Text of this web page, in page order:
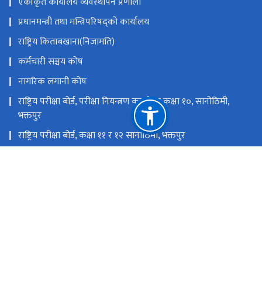
प्रधानमन्त्री तथा मन्त्रिपरिषद्को कार्यालय
राष्ट्रिय किताबखाना(निजामति)
कर्मचारी सञ्चय कोष
नागरिक लगानी कोष
राष्ट्रिय परीक्षा बोर्ड, परीक्षा नियन्त्रण कार्यालय कक्षा १०, सानोठिमी,
भक्तपुर
राष्ट्रिय परीक्षा बोर्ड, कक्षा ११ र १२ सानोठिमी, भक्तपुर